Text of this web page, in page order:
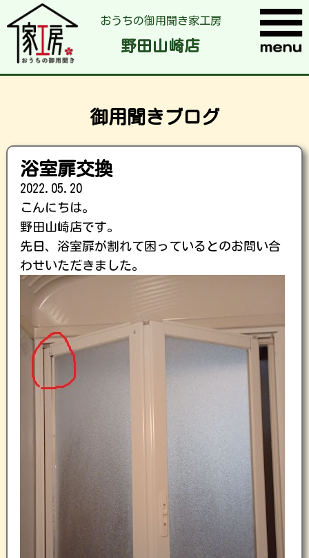
おうちの御用聞き家工房
野田山崎店
御用聞きブログ
浴室扉交換
2022.05.20
こんにちは。
野田山崎店です。
先日、浴室扉が割れて困っているとのお問い合
わせいただきました。